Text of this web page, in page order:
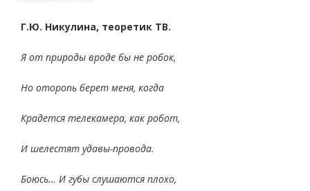
Г.Ю. Никулина, теоретик ТВ.
Я от природы вроде бы не робок,
Но оторопь берет меня, когда
Крадется телекамера, как робот,
И шелестят удавы-провода.
Боюсь… И губы слушаются плохо,